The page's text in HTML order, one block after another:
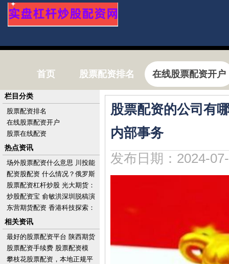
首页 股票配资排名 在线股票配资开户
股票配资的公司有
内部事务
发布日期：2024-
栏目分类
股票配资排名
在线股票配资开户
股票在线配资
热点资讯
场外股票配资什么意思 川投能
源(600674.SH)股东大地远通及
其一致
配资股配资 什么情况？俄罗斯
上月对欧洲的天然气供应量反
超美国
股票配资杠杆炒股 光大期货：
6月26日有色金属日报
炒股配资宝 俞敏洪深圳脱稿演
讲：充满活力的城市应是热带
雨林
东营期货配资 香港科技探索：
要约完成及完成注销已回购股
份1亿股
相关资讯
最好的股票配资平台 陕西期货
配资：解锁财富新密码，成就
投资梦想
股票配资手续费 股票配资模
式：撬动财富杠杆，实现投资
攀枝花股票配资，本地正规平